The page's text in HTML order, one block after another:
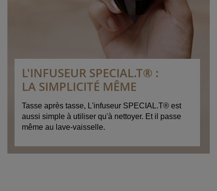
L'INFUSEUR SPECIAL.T® :
LA SIMPLICITÉ MÊME
Tasse après tasse, L'infuseur SPECIAL.T® est
aussi simple à utiliser qu'à nettoyer. Et il passe
même au lave-vaisselle.